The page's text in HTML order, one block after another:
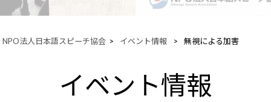
NPO法人日本語スピーチ協会 > イベント情報 > 無視による加害
イベント情報